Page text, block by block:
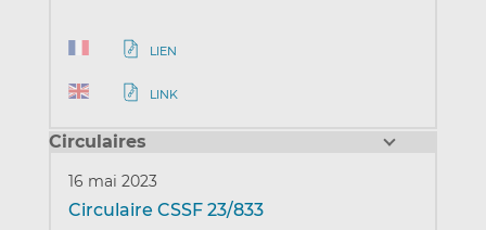
LIEN
LINK
Circulaires
16 mai 2023
Circulaire CSSF 23/833